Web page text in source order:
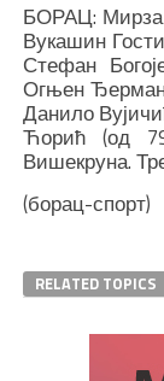
БОРАЦ: Мирза
Вукашин
Стефан
Огњен
Данило
Ћорић (од
Вишекруна.
(борац-спорт)
RELATED TOPICS